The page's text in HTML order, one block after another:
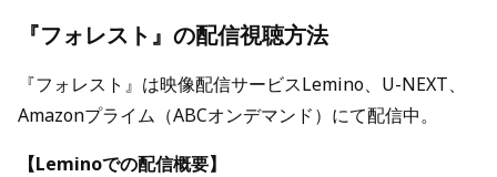
『フォレスト』の配信視聴方法
『フォレスト』は映像配信サービスLemino、U-NEXT、
Amazonプライム（ABCオンデマンド）にて配信中。
【Leminoでの配信概要】